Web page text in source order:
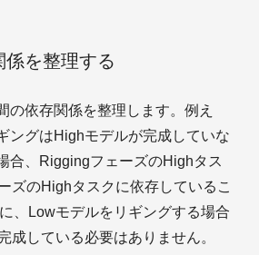
係を整理する
の依存関係を整理します。例え
ングはHighモデルが完成していな
合、RiggingフェーズのHighタス
ズのHighタスクに依存しているこ
、Lowモデルをリギングする場合
成している必要はありません。